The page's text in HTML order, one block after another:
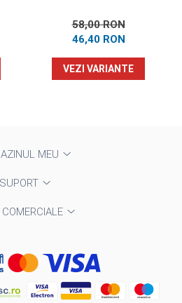
58,00 RON
46,40 RON
VEZI VARIANTE
MEU
SUPORT